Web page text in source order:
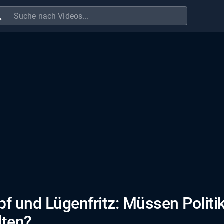
und Lügenfritz: Müssen